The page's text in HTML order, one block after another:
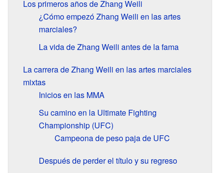
Los primeros años de Zhang Weili
¿Cómo empezó Zhang Weili en las artes
marciales?
La vida de Zhang Weili antes de la fama
La carrera de Zhang Weili en las artes marciales
mixtas
Inicios en las MMA
Su camino en la Ultimate Fighting
Championship (UFC)
Campeona de peso paja de UFC
Después de perder el título y su regreso